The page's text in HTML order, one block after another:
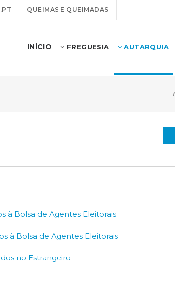
QUEIMAS E QUEIMADAS
INÍCIO FREGUESIA AUTARQUIA
à Bolsa de Agentes Eleitorais
à Bolsa de Agentes Eleitorais
no Estrangeiro